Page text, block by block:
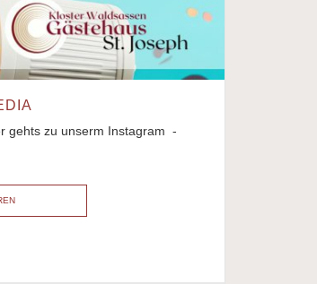
gehts zu unserm Instagram -